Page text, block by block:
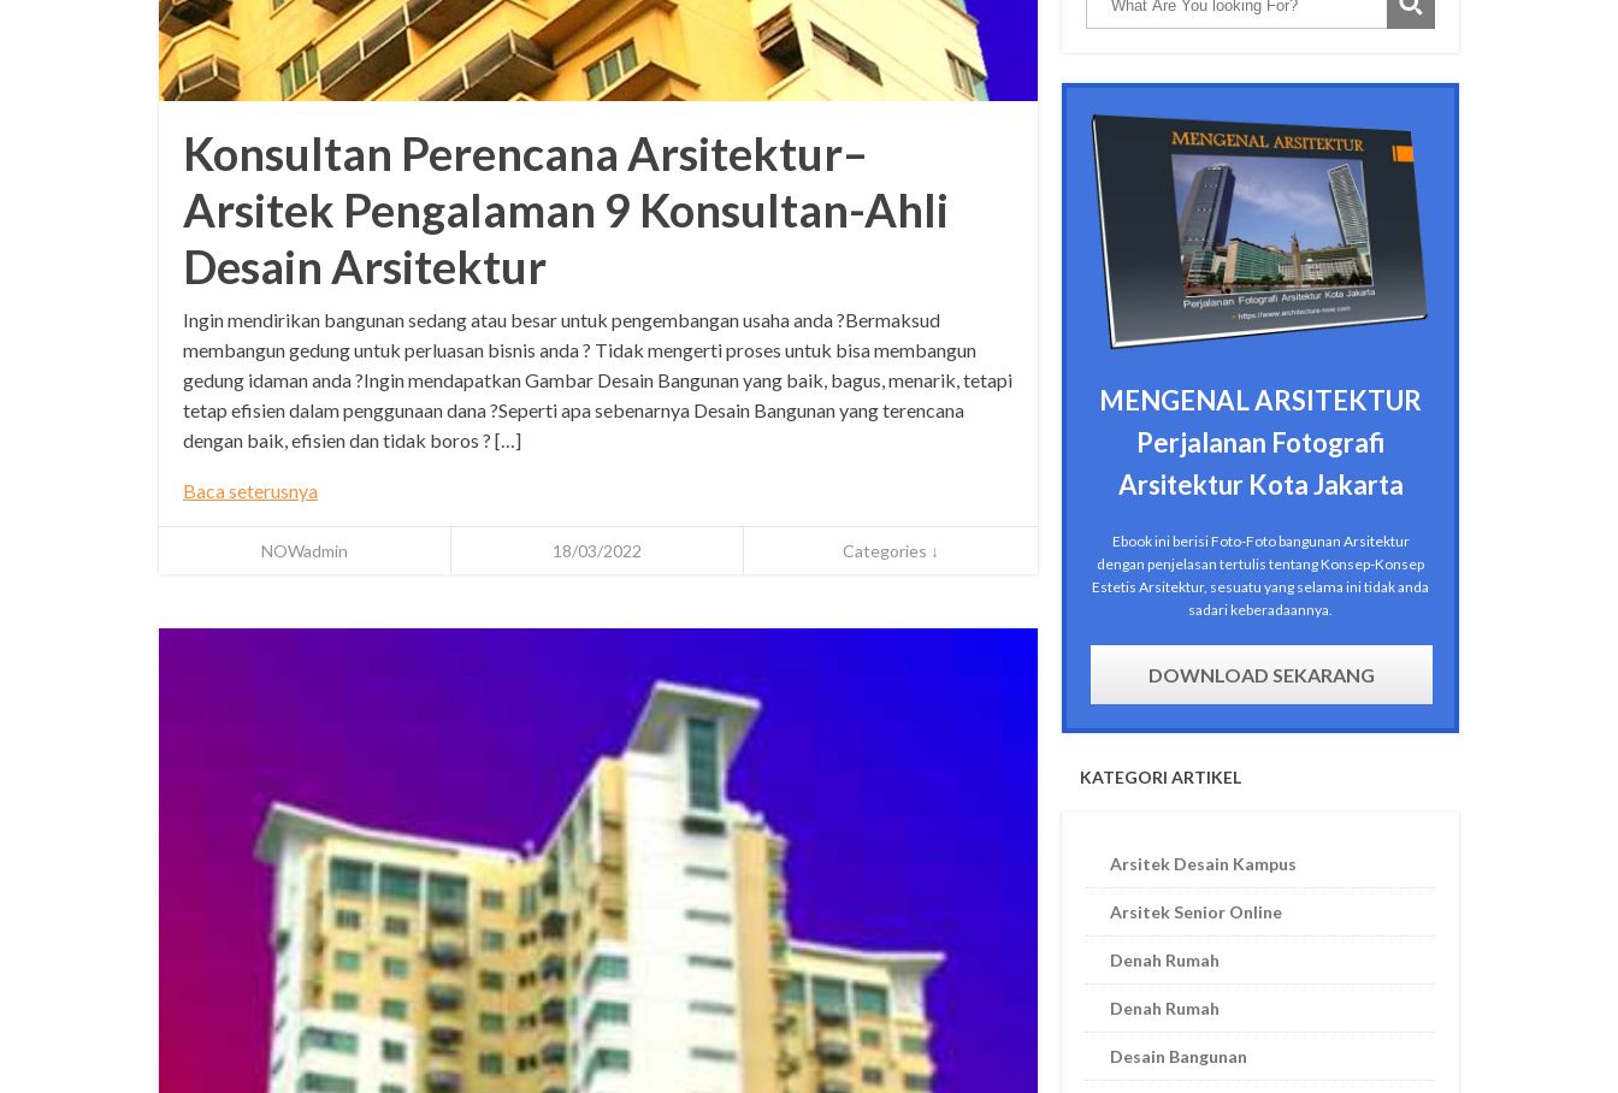
Konsultan Perencana Arsitektur–
Arsitek Pengalaman 9 Konsultan-Ahli
Desain Arsitektur
Ingin mendirikan bangunan sedang atau besar untuk pengembangan usaha anda ?Bermaksud
membangun gedung untuk perluasan bisnis anda ? Tidak mengerti proses untuk bisa membangun
gedung idaman anda ?Ingin mendapatkan Gambar Desain Bangunan yang baik, bagus, menarik, tetapi
tetap efisien dalam penggunaan dana ?Seperti apa sebenarnya Desain Bangunan yang terencana
dengan baik, efisien dan tidak boros ? […]
Baca seterusnya
NOWadmin 18/03/2022 Categories ↓
MENGENAL ARSITEKTUR
Perjalanan Fotografi
Arsitektur Kota Jakarta
Ebook ini berisi Foto-Foto bangunan Arsitektur
dengan penjelasan tertulis tentang Konsep-Konsep
Estetis Arsitektur, sesuatu yang selama ini tidak anda
sadari keberadaannya.
DOWNLOAD SEKARANG
KATEGORI ARTIKEL
Arsitek Desain Kampus
Arsitek Senior Online
Denah Rumah
Denah Rumah
Desain Bangunan